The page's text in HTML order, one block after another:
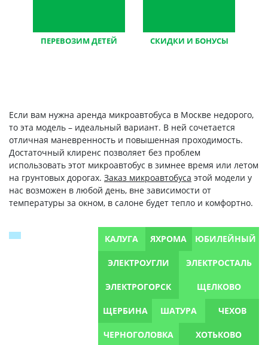
ПЕРЕВОЗИМ ДЕТЕЙ
СКИДКИ И БОНУСЫ
Если вам нужна аренда микроавтобуса в Москве недорого,
то эта модель – идеальный вариант. В ней сочетается
отличная маневренность и повышенная проходимость.
Достаточный клиренс позволяет без проблем
использовать этот микроавтобус в зимнее время или летом
на грунтовых дорогах. Заказ микроавтобуса этой модели у
нас возможен в любой день, вне зависимости от
температуры за окном, в салоне будет тепло и комфортно.
КАЛУГА ЯХРОМА ЮБИЛЕЙНЫЙ
ЭЛЕКТРОУГЛИ ЭЛЕКТРОСТАЛЬ
ЭЛЕКТРОГОРСК ЩЕЛКОВО
ЩЕРБИНА ШАТУРА ЧЕХОВ
ЧЕРНОГОЛОВКА ХОТЬКОВО